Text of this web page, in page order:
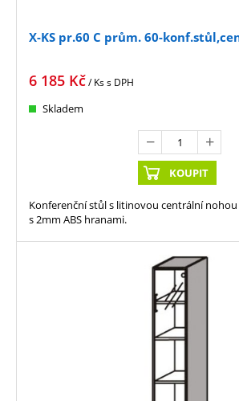
X-KS pr.60 C prům. 60-
6 185 Kč/ Kss DPH
Skladem
KOUPIT
Konferenční stůl s litinovou centrální
s 2mm ABS hranami.